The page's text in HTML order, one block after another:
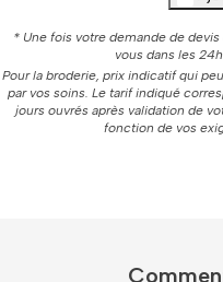
* Une fois votre demande de
vous dans les
Pour la broderie, prix indicatif qui
par vos soins. Le tarif indiqué
jours ouvrés après validation de
fonction de vos